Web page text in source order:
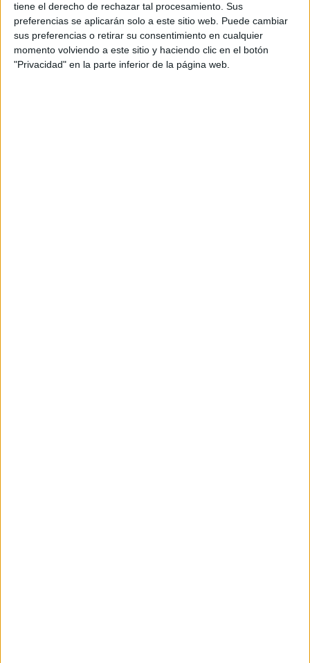
tiene el derecho de rechazar tal procesamiento. Sus
preferencias se aplicarán solo a este sitio web. Puede cambiar
sus preferencias o retirar su consentimiento en cualquier
momento volviendo a este sitio y haciendo clic en el botón
"Privacidad" en la parte inferior de la página web.
Producto
Producto
Web pensada para poder ofrecer diferentes